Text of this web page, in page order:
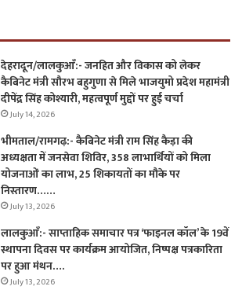
देहरादून/लालकुआँ:- जनहित और विकास को लेकर
कैबिनेट मंत्री सौरभ बहुगुणा से मिले भाजयुमो प्रदेश महामंत्री
दीपेंद्र सिंह कोश्यारी, महत्वपूर्ण मुद्दों पर हुई चर्चा
July 14, 2026
भीमताल/रामगढ़:- कैबिनेट मंत्री राम सिंह कैड़ा की
अध्यक्षता में जनसेवा शिविर, 358 लाभार्थियों को मिला
योजनाओं का लाभ, 25 शिकायतों का मौके पर
निस्तारण……
July 13, 2026
लालकुआँ:- साप्ताहिक समाचार पत्र ‘फाइनल कॉल’ के 19वें
स्थापना दिवस पर कार्यक्रम आयोजित, निष्पक्ष पत्रकारिता
पर हुआ मंथन….
July 13, 2026